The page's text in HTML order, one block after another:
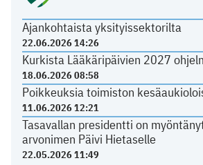
Ajankohtaista yksityissektorilta
22.06.2026 14:26
Kurkista Lääkäripäivien 2027
18.06.2026 08:58
Poikkeuksia toimiston
11.06.2026 12:21
Tasavallan presidentti on
arvonimen Päivi Hietaselle
22.05.2026 11:49